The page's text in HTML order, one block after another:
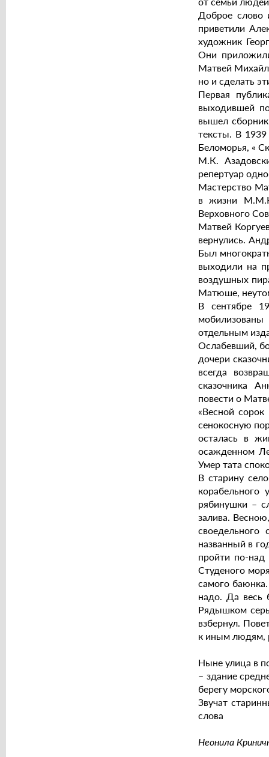
Доброе слово
приветили
художник
Они
Матвей
но и сделать
Первая
выходившей
вышел
тексты. В 1939
Беломорья, «
М.К.
репертуар
Мастерство
в жизни
Верховного
Матвей
вернулись.
Был
выходили на
воздушных
Матюше,
В сентябре
отдельным
Ослабевший,
дочери
всегда
сказочника
повести о
«Весной
сенокосную
осталась в
осажденном
Умер тата
В старину
корабельного
рябинушки –
залива.
названный в
пройти по-над
Студеного
самого
надо. Да весь
Рядышком
взбернул.
к иным людям,
Ныне улица в
– здание
берегу
Звучат
слова
Неонила